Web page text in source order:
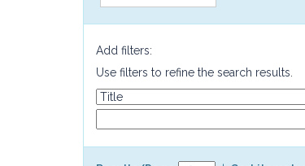
Add filters:
Use filters to refine the search results.